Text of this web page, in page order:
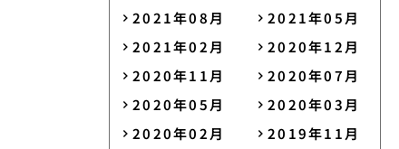
2021年08月
2021年05月
2021年02月
2020年12月
2020年11月
2020年07月
2020年05月
2020年03月
2020年02月
2019年11月